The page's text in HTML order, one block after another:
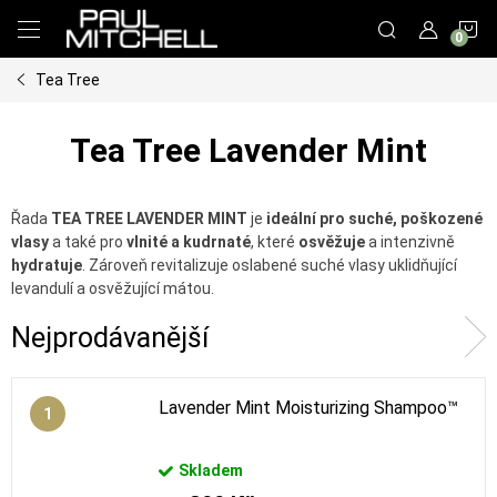
obsah
Tea Tree
Tea Tree Lavender Mint
Řada TEA TREE LAVENDER MINT je ideální pro suché, poškozené
vlasya také pro vlnité a kudrnaté, které osvěžujea intenzivně
hydratuje . Zároveň revitalizuje oslabené suché vlasy uklidňující
levandulí a osvěžující mátou.
Nejprodávanější
Lavender Mint Moisturizing Shampoo™
Skladem